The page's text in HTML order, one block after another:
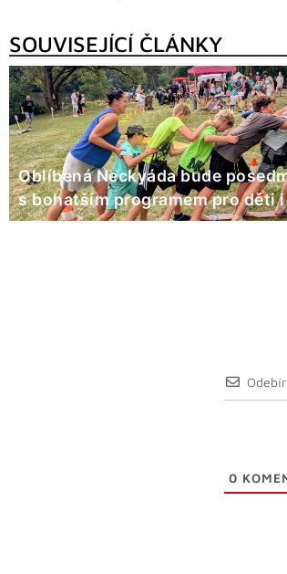
SOUVISEJÍCÍ ČLÁNKY
Oblíbená Neckyáda bude
s bohatším programem pro děti
0